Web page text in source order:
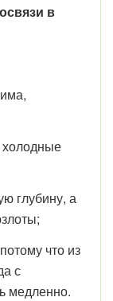
в
холодные
глубину, а
что из
с
медленно.